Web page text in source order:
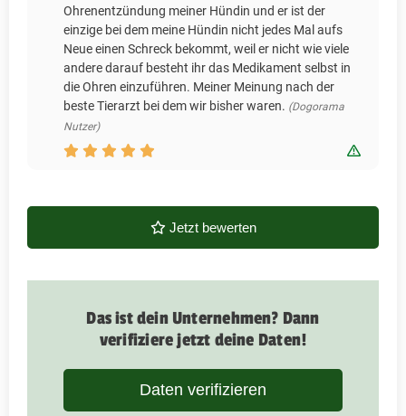
Ohrenentzündung meiner Hündin und er ist der
einzige bei dem meine Hündin nicht jedes Mal aufs
Neue einen Schreck bekommt, weil er nicht wie viele
andere darauf besteht ihr das Medikament selbst in
die Ohren einzuführen. Meiner Meinung nach der
beste Tierarzt bei dem wir bisher waren. (Dogorama
Nutzer)
Jetzt bewerten
Das ist dein Unternehmen? Dann
verifiziere jetzt deine Daten!
Daten verifizieren